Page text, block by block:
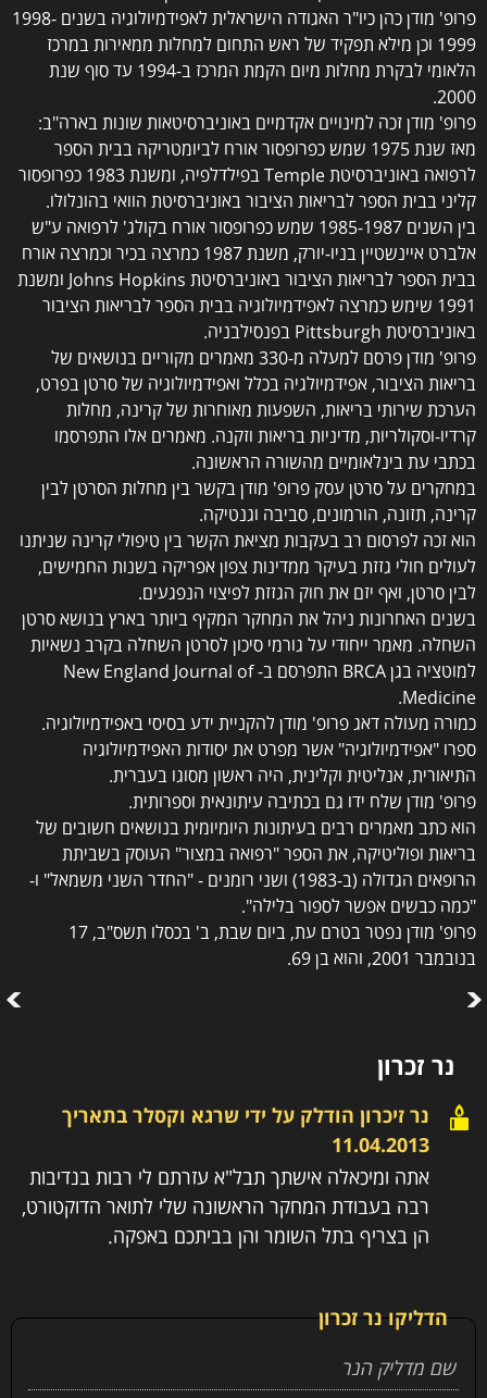
פרופ' מודן כהן כיו"ר האגודה הישראלית לאפידמיולוגיה בשנים 1998-
1999 וכן מילא תפקיד של ראש התחום למחלות ממאירות במרכז
הלאומי לבקרת מחלות מיום הקמת המרכז ב-1994 עד סוף שנת
2000.
פרופ' מודן זכה למינויים אקדמיים באוניברסיטאות שונות בארה"ב:
מאז שנת 1975 שמש כפרופסור אורח לביומטריקה בבית הספר
לרפואה באוניברסיטת Temple בפילדלפיה, ומשנת 1983 כפרופסור
קליני בבית הספר לבריאות הציבור באוניברסיטת הוואי בהונלולו.
בין השנים 1985-1987 שמש כפרופסור אורח בקולג' לרפואה ע"ש
אלברט איינשטיין בניו-יורק, משנת 1987 כמרצה בכיר וכמרצה אורח
בבית הספר לבריאות הציבור באוניברסיטת Johns Hopkins ומשנת
1991 שימש כמרצה לאפידמיולוגיה בבית הספר לבריאות הציבור
באוניברסיטת Pittsburgh בפנסילבניה.
פרופ' מודן פרסם למעלה מ-330 מאמרים מקוריים בנושאים של
בריאות הציבור, אפידמיולגיה בכלל ואפידמיולוגיה של סרטן בפרט,
הערכת שירותי בריאות, השפעות מאוחרות של קרינה, מחלות
קרדיו-וסקולריות, מדיניות בריאות וזקנה. מאמרים אלו התפרסמו
בכתבי עת בינלאומיים מהשורה הראשונה.
במחקרים על סרטן עסק פרופ' מודן בקשר בין מחלות הסרטן לבין
קרינה, תזונה, הורמונים, סביבה וגנטיקה.
הוא זכה לפרסום רב בעקבות מציאת הקשר בין טיפולי קרינה שניתנו
לעולים חולי גזזת בעיקר ממדינות צפון אפריקה בשנות החמישים,
לבין סרטן, ואף יזם את חוק הגזזת לפיצוי הנפגעים.
בשנים האחרונות ניהל את המחקר המקיף ביותר בארץ בנושא סרטן
השחלה. מאמר ייחודי על גורמי סיכון לסרטן השחלה בקרב נשאיות
למוטציה בגן BRCA התפרסם ב- New England Journal of
Medicine.
כמורה מעולה דאג פרופ' מודן להקניית ידע בסיסי באפידמיולוגיה.
ספרו "אפידמיולוגיה" אשר מפרט את יסודות האפידמיולוגיה
התיאורית, אנליטית וקלינית, היה ראשון מסוגו בעברית.
פרופ' מודן שלח ידו גם בכתיבה עיתונאית וספרותית.
הוא כתב מאמרים רבים בעיתונות היומיומית בנושאים חשובים של
בריאות ופוליטיקה, את הספר "רפואה במצור" העוסק בשביתת
הרופאים הגדולה (ב-1983) ושני רומנים - "החדר השני משמאל" ו-
"כמה כבשים אפשר לספור בלילה".
פרופ' מודן נפטר בטרם עת, ביום שבת, ב' בכסלו תשס"ב, 17
בנובמבר 2001, והוא בן 69.
נר זכרון
נר זיכרון הודלק על ידי שרגא וקסלרבתאריך
11.04.2013
אתה ומיכאלה אישתך תבל"א עזרתם לי רבות בנדיבות
רבה בעבודת המחקר הראשונה שלי לתואר הדוקטורט,
הן בצריף בתל השומר והן בביתכם באפקה.
הדליקו נר זכרון